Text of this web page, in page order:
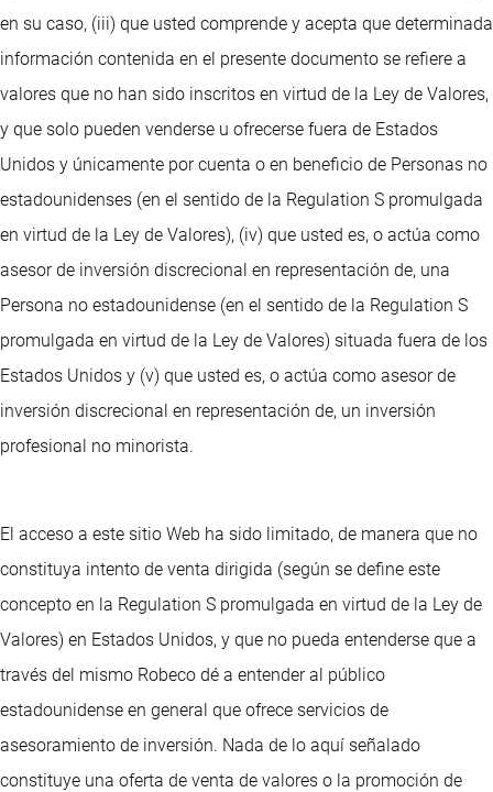
en su caso, (iii) que usted comprende y acepta que determinada
información contenida en el presente documento se refiere a
valores que no han sido inscritos en virtud de la Ley de Valores,
y que solo pueden venderse u ofrecerse fuera de Estados
Unidos y únicamente por cuenta o en beneficio de Personas no
estadounidenses (en el sentido de la Regulation S promulgada
en virtud de la Ley de Valores), (iv) que usted es, o actúa como
asesor de inversión discrecional en representación de, una
Persona no estadounidense (en el sentido de la Regulation S
promulgada en virtud de la Ley de Valores) situada fuera de los
Estados Unidos y (v) que usted es, o actúa como asesor de
inversión discrecional en representación de, un inversión
profesional no minorista.
El acceso a este sitio Web ha sido limitado, de manera que no
constituya intento de venta dirigida (según se define este
concepto en la Regulation S promulgada en virtud de la Ley de
Valores) en Estados Unidos, y que no pueda entenderse que a
través del mismo Robeco dé a entender al público
estadounidense en general que ofrece servicios de
asesoramiento de inversión. Nada de lo aquí señalado
constituye una oferta de venta de valores o la promoción de